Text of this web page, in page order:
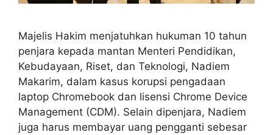
Majelis Hakim menjatuhkan hukuman 10 tahun
penjara kepada mantan Menteri Pendidikan,
Kebudayaan, Riset, dan Teknologi, Nadiem
Makarim, dalam kasus korupsi pengadaan
laptop Chromebook dan lisensi Chrome Device
Management (CDM). Selain dipenjara, Nadiem
juga harus membayar uang pengganti sebesar